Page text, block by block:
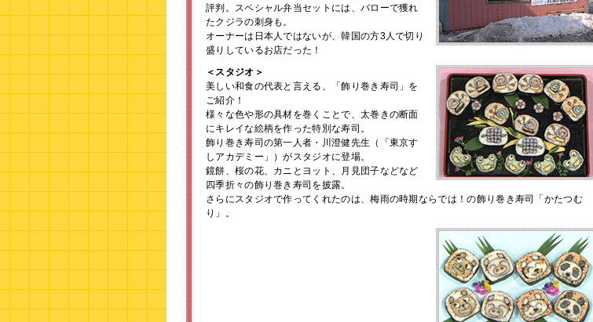
評判。スペシャル弁当セットには、バローで獲れ
たクジラの刺身も。
オーナーは日本人ではないが、韓国の方3人で切り
盛りしているお店だった！
＜スタジオ＞
美しい和食の代表と言える、「飾り巻き寿司」を
ご紹介！
様々な色や形の具材を巻くことで、太巻きの断面
にキレイな絵柄を作った特別な寿司。
飾り巻き寿司の第一人者・川澄健先生（「東京す
しアカデミー」）がスタジオに登場。
鏡餅、桜の花、カニとヨット、月見団子などなど
四季折々の飾り巻き寿司を披露。
さらにスタジオで作ってくれたのは、梅雨の時期ならでは！の飾り巻き寿司「かたつむ
り」。